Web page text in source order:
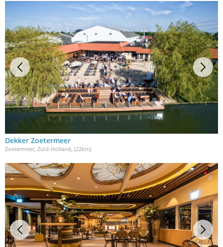
Dekker Zoetermeer
Zoetermeer, Zuid-Holland, (22km)